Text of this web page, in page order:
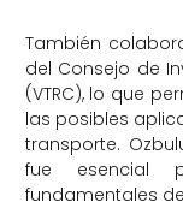
También
del Consejo de
(VTRC), lo que
las posibles
transporte.
fue esencial
fundamentales